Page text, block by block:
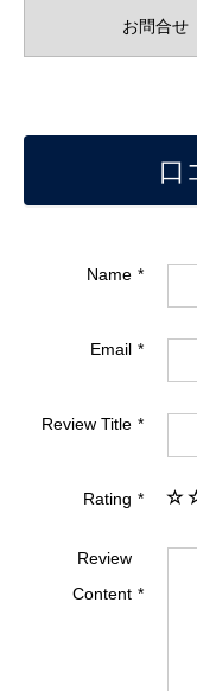
お問合せ
口
Name
Email
Review Title
Rating
Review
Content